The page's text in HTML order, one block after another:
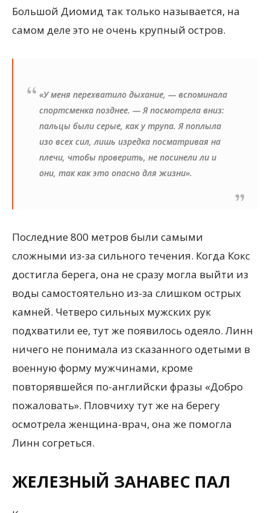
Большой Диомид так только называется, на
самом деле это не очень крупный остров.
«У меня перехватило дыхание, — вспоминала
спортсменка позднее. — Я посмотрела вниз:
пальцы были серые, как у трупа. Я поплыла
изо всех сил, лишь изредка посматривая на
плечи, чтобы проверить, не посинели ли и
они, так как это опасно для жизни».
Последние 800 метров были самыми
сложными из-за сильного течения. Когда Кокс
достигла берега, она не сразу могла выйти из
воды самостоятельно из-за слишком острых
камней. Четверо сильных мужских рук
подхватили ее, тут же появилось одеяло. Линн
ничего не понимала из сказанного одетыми в
военную форму мужчинами, кроме
повторявшейся по-английски фразы «Добро
пожаловать». Пловчиху тут же на берегу
осмотрела женщина-врач, она же помогла
Линн согреться.
ЖЕЛЕЗНЫЙ ЗАНАВЕС ПАЛ